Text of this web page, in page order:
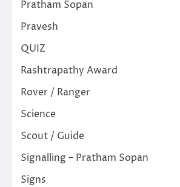
Pratham Sopan
Pravesh
QUIZ
Rashtrapathy Award
Rover / Ranger
Science
Scout / Guide
Signalling – Pratham Sopan
Signs